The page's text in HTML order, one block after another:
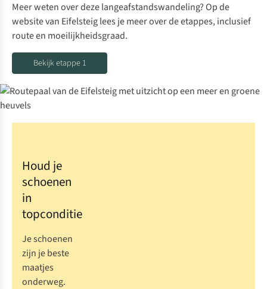
Meer weten over deze langeafstandswandeling? Op de
website van Eifelsteig lees je meer over de etappes, inclusief
route en moeilijkheidsgraad.
Bekijk etappe 1
Houd je
schoenen
in
topconditie
Je schoenen
zijn je beste
maatjes
onderweg.